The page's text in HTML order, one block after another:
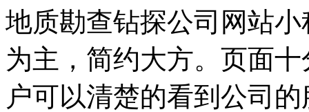
地质勘查钻探公司网站
为主，简约大方。页面
户可以清楚的看到公司